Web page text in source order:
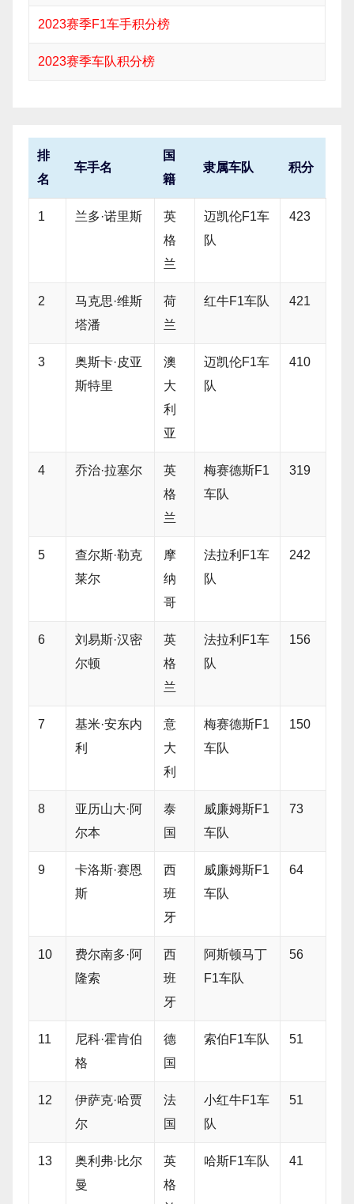
2023赛季F1车手积分榜
2023赛季车队积分榜
排
名
车手名
国
籍
隶属车队 积分
1 兰多·诺里斯
英
格
兰
迈凯伦F1车
队
423
2
马克思·维斯
塔潘
荷
兰
红牛F1车队 421
3
奥斯卡·皮亚
斯特里
澳
大
利
亚
迈凯伦F1车
队
410
4 乔治·拉塞尔
英
格
兰
梅赛德斯F1
车队
319
5
查尔斯·勒克
莱尔
摩
纳
哥
法拉利F1车
队
242
6
刘易斯·汉密
尔顿
英
格
兰
法拉利F1车
队
156
7
基米·安东内
利
意
大
利
梅赛德斯F1
车队
150
8
亚历山大·阿
尔本
泰
国
威廉姆斯F1
车队
73
9
卡洛斯·赛恩
斯
西
班
牙
威廉姆斯F1
车队
64
10
费尔南多·阿
隆索
西
班
牙
阿斯顿马丁
F1车队
56
11
尼科·霍肯伯
格
德
国
索伯F1车队 51
12
伊萨克·哈贾
尔
法
国
小红牛F1车
队
51
13
奥利弗·比尔
曼
英
格
哈斯F1车队 41